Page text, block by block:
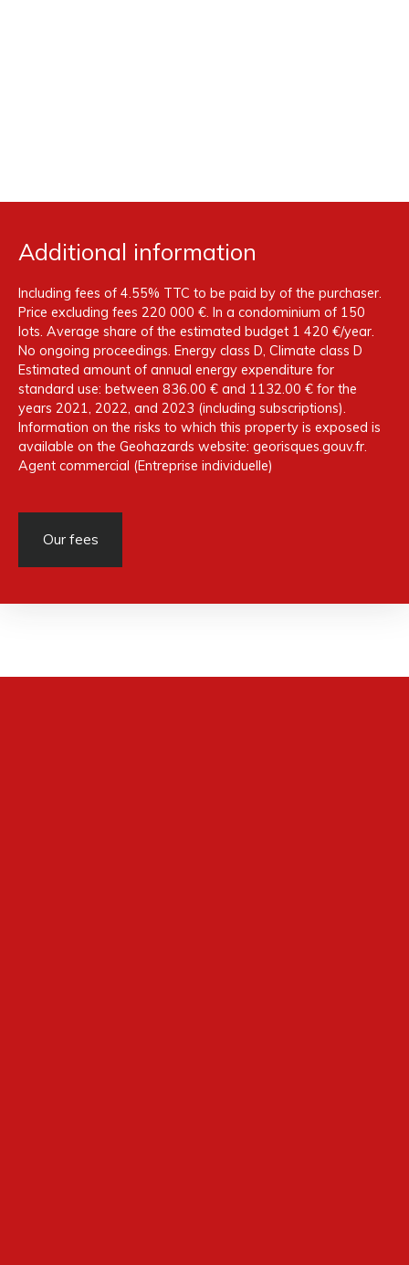
Additional information
Including fees of 4.55% TTC to be paid by of the purchaser.
Price excluding fees 220 000 €. In a condominium of 150
lots. Average share of the estimated budget 1 420 €/year.
No ongoing proceedings. Energy class D, Climate class D
Estimated amount of annual energy expenditure for
standard use: between 836.00 € and 1132.00 € for the
years 2021, 2022, and 2023 (including subscriptions).
Information on the risks to which this property is exposed is
available on the Geohazards website: georisques.gouv.fr.
Agent commercial (Entreprise individuelle)
Our fees